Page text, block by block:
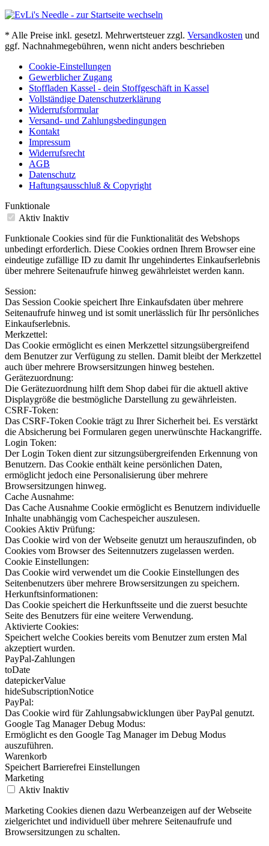
* Alle Preise inkl. gesetzl. Mehrwertsteuer zzgl. Versandkosten und
ggf. Nachnahmegebühren, wenn nicht anders beschrieben
Cookie-Einstellungen
Gewerblicher Zugang
Stoffladen Kassel - dein Stoffgeschäft in Kassel
Vollständige Datenschutzerklärung
Widerrufsformular
Versand- und Zahlungsbedingungen
Kontakt
Impressum
Widerrufsrecht
AGB
Datenschutz
Haftungsausschluß & Copyright
Funktionale
Aktiv Inaktiv
Funktionale Cookies sind für die Funktionalität des Webshops
unbedingt erforderlich. Diese Cookies ordnen Ihrem Browser eine
eindeutige zufällige ID zu damit Ihr ungehindertes Einkaufserlebnis
über mehrere Seitenaufrufe hinweg gewährleistet werden kann.
Session:
Das Session Cookie speichert Ihre Einkaufsdaten über mehrere
Seitenaufrufe hinweg und ist somit unerlässlich für Ihr persönliches
Einkaufserlebnis.
Merkzettel:
Das Cookie ermöglicht es einen Merkzettel sitzungsübergreifend
dem Benutzer zur Verfügung zu stellen. Damit bleibt der Merkzettel
auch über mehrere Browsersitzungen hinweg bestehen.
Gerätezuordnung:
Die Gerätezuordnung hilft dem Shop dabei für die aktuell aktive
Displaygröße die bestmögliche Darstellung zu gewährleisten.
CSRF-Token:
Das CSRF-Token Cookie trägt zu Ihrer Sicherheit bei. Es verstärkt
die Absicherung bei Formularen gegen unerwünschte Hackangriffe.
Login Token:
Der Login Token dient zur sitzungsübergreifenden Erkennung von
Benutzern. Das Cookie enthält keine persönlichen Daten,
ermöglicht jedoch eine Personalisierung über mehrere
Browsersitzungen hinweg.
Cache Ausnahme:
Das Cache Ausnahme Cookie ermöglicht es Benutzern individuelle
Inhalte unabhängig vom Cachespeicher auszulesen.
Cookies Aktiv Prüfung:
Das Cookie wird von der Webseite genutzt um herauszufinden, ob
Cookies vom Browser des Seitennutzers zugelassen werden.
Cookie Einstellungen:
Das Cookie wird verwendet um die Cookie Einstellungen des
Seitenbenutzers über mehrere Browsersitzungen zu speichern.
Herkunftsinformationen:
Das Cookie speichert die Herkunftsseite und die zuerst besuchte
Seite des Benutzers für eine weitere Verwendung.
Aktivierte Cookies:
Speichert welche Cookies bereits vom Benutzer zum ersten Mal
akzeptiert wurden.
PayPal-Zahlungen
toDate
datepickerValue
hideSubscriptionNotice
PayPal:
Das Cookie wird für Zahlungsabwicklungen über PayPal genutzt.
Google Tag Manager Debug Modus:
Ermöglicht es den Google Tag Manager im Debug Modus
auszuführen.
Warenkorb
Speichert Barrierefrei Einstellungen
Marketing
Aktiv Inaktiv
Marketing Cookies dienen dazu Werbeanzeigen auf der Webseite
zielgerichtet und individuell über mehrere Seitenaufrufe und
Browsersitzungen zu schalten.